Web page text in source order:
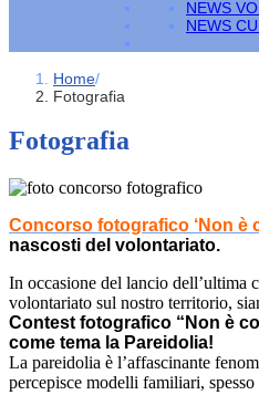
NEWS
NEWS
Home/
Fotografia
Fotografia
Concorso fotografico ‘Non è
nascosti del volontariato.
In occasione del lancio dell’ultima
volontariato sul nostro territorio,
Contest fotografico “Non è
come tema la Pareidolia!
La pareidolia è l’affascinante
percepisce modelli familiari,